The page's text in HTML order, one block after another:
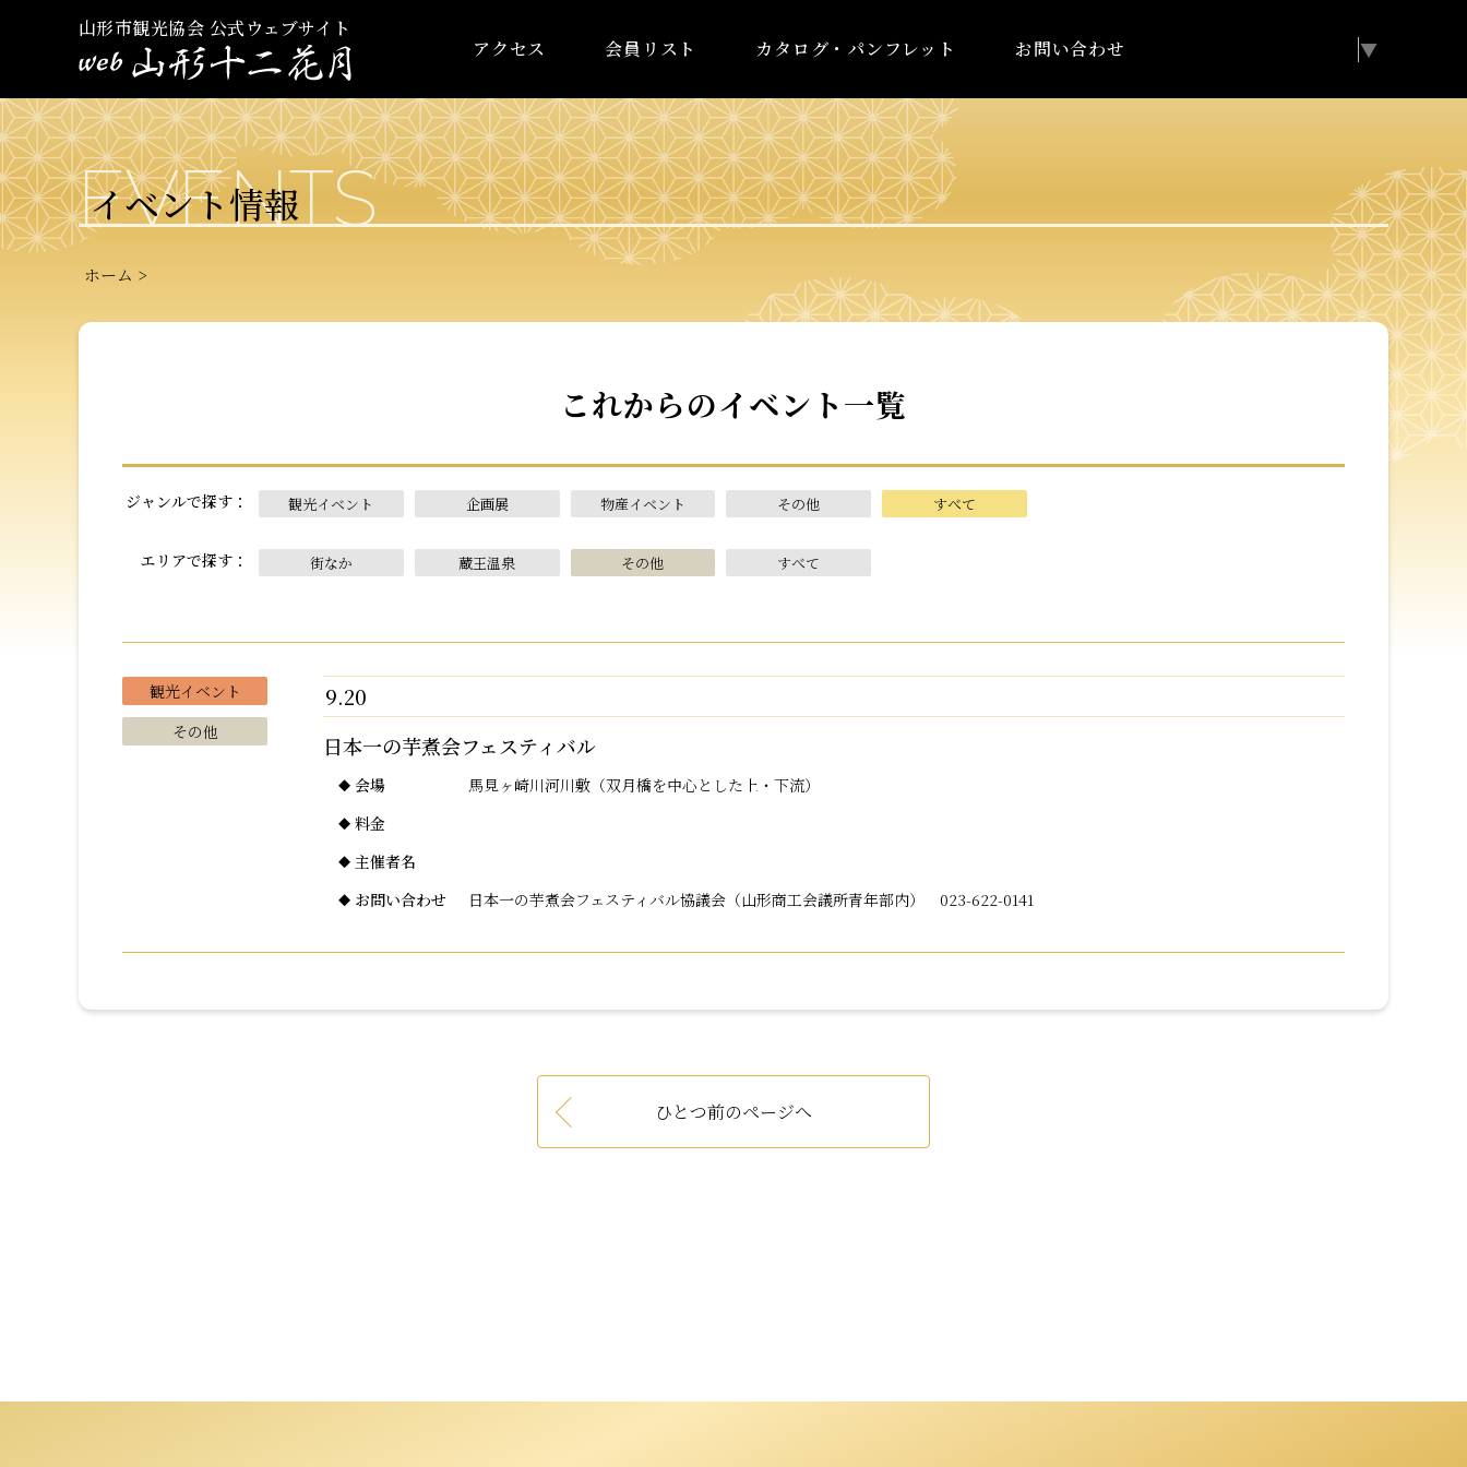
山形市観光協会 公式ウェブサイト
▼
アクセス 会員リスト カタログ・パンフレット お問い合わせ
イベント情報
EVENTS
ホーム
これからのイベント一覧
ジャンルで探す 観光イベント 企画展 物産イベント その他 すべて
エリアで探す 街なか 蔵王温泉 その他 すべて
観光イベント
その他
9.20
日本一の芋煮会フェスティバル
会場
馬見ヶ崎川河川敷（双月橋を中心とした上・下流）
料金
主催者名
お問い合わせ
日本一の芋煮会フェスティバル協議会（山形商工会議所青年部内） 023-622-0141
ひとつ前のページへ